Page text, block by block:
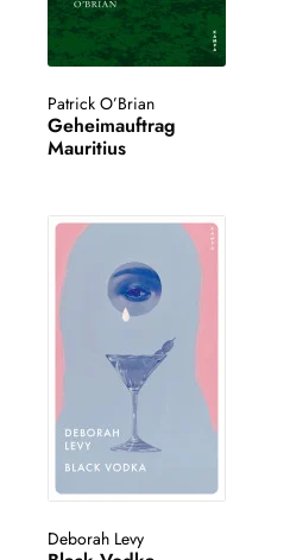
Patrick O’Brian
Geheimauftrag
Mauritius
Deborah Levy